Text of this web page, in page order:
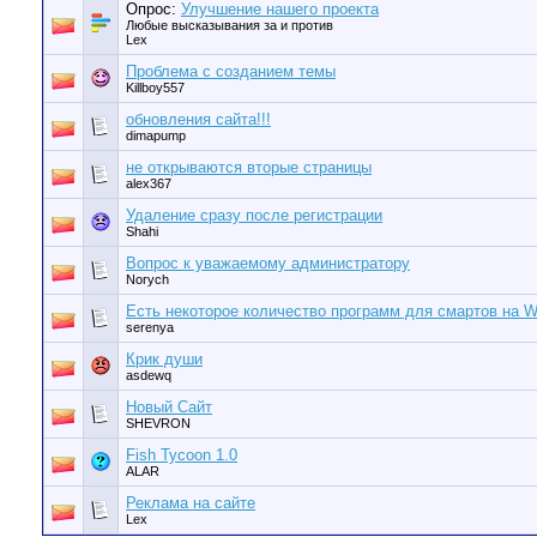
Опрос: Улучшение нашего проекта
Любые высказывания за и против
Lex
Проблема с созданием темы
Killboy557
обновления сайта!!!
dimapump
не открываются вторые страницы
alex367
Удаление сразу после регистрации
Shahi
Вопрос к уважаемому администратору
Norych
Есть некоторое количество программ для смартов на
serenya
Крик души
asdewq
Новый Сайт
SHEVRON
Fish Tycoon 1.0
ALAR
Реклама на сайте
Lex